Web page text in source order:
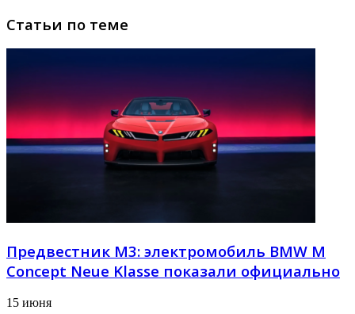
Статьи по теме
Предвестник М3: электромобиль BMW M
Concept Neue Klasse показали официально
15 июня